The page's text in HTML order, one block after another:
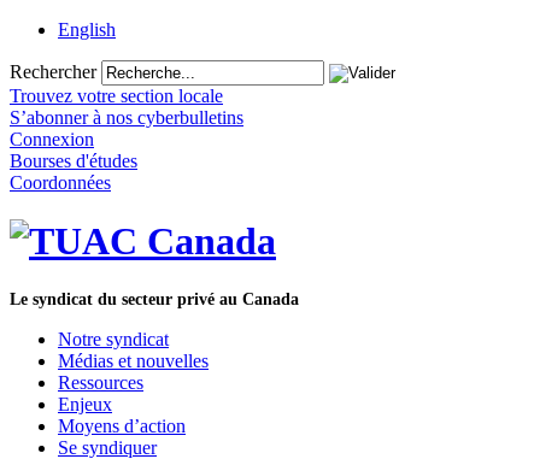
English
Rechercher
Trouvez votre section locale
S’abonner à nos cyberbulletins
Connexion
Bourses d'études
Coordonnées
Le syndicat du secteur privé au Canada
Notre syndicat
Médias et nouvelles
Ressources
Enjeux
Moyens d’action
Se syndiquer